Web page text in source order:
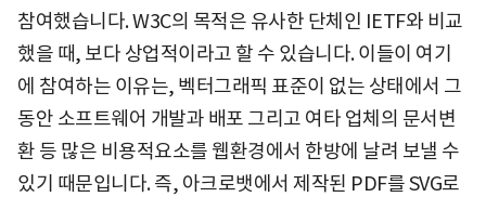
참여했습니다. W3C의 목적은 유사한 단체인 IETF와 비교
했을 때, 보다 상업적이라고 할 수 있습니다. 이들이 여기
에 참여하는 이유는, 벡터그래픽 표준이 없는 상태에서 그
동안 소프트웨어 개발과 배포 그리고 여타 업체의 문서변
환 등 많은 비용적요소를 웹환경에서 한방에 날려 보낼 수
있기 때문입니다. 즉, 아크로뱃에서 제작된 PDF를 SVG로